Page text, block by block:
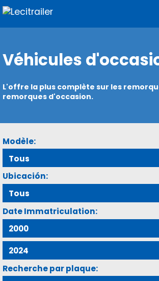
Véhicules
L'offre la plus complète sur les
remorques d'occasion.
Modèle:
Ubicación:
Date Immatriculation:
Recherche par plaque: